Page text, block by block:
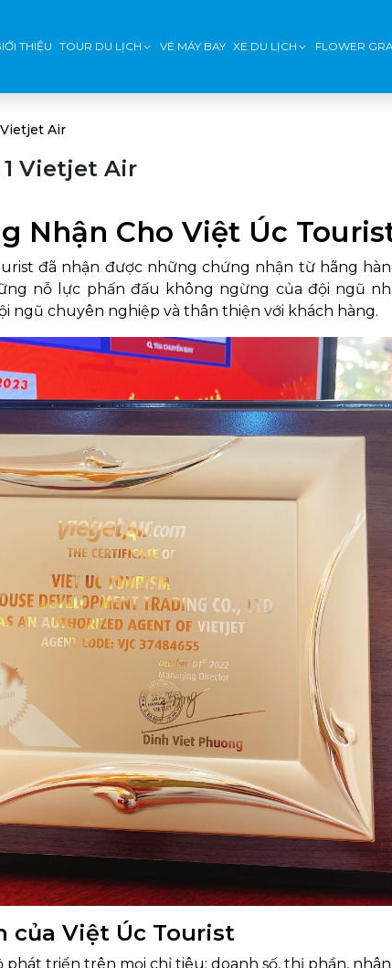
THIỆU TOUR DU LỊCH VÉ MÁY BAY XE DU LỊCH FLOWER
Air
Vietjet Air
Nhận Cho Việt Úc
đã nhận được những chứng nhận từ hãng
nỗ lực phấn đấu không ngừng của đội ngũ
ngũ chuyên nghiệp và thân thiện với khách hàng.
của Việt Úc Tourist
triển trên mọi chỉ tiêu: doanh số, thị phần,